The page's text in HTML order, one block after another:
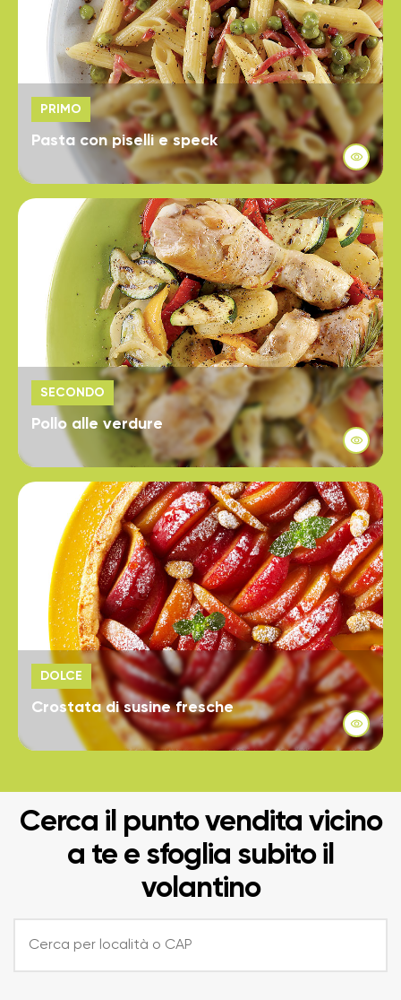
PRIMO
Pasta con piselli e speck
SECONDO
Pollo alle verdure
DOLCE
Crostata di susine fresche
Cerca il punto vendita vicino
a te e sfoglia subito il
volantino